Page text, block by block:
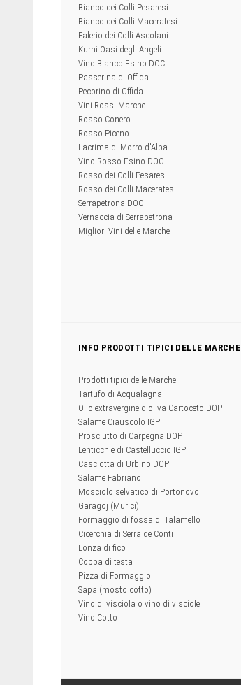
Bianco dei Colli Pesaresi
Bianco dei Colli Maceratesi
Falerio dei Colli Ascolani
Kurni Oasi degli Angeli
Vino Bianco Esino DOC
Passerina di Offida
Pecorino di Offida
Vini Rossi Marche
Rosso Conero
Rosso Piceno
Lacrima di Morro d'Alba
Vino Rosso Esino DOC
Rosso dei Colli Pesaresi
Rosso dei Colli Maceratesi
Serrapetrona DOC
Vernaccia di Serrapetrona
Migliori Vini delle Marche
INFO PRODOTTI TIPICI DELLE MARCHE
Prodotti tipici delle Marche
Tartufo di Acqualagna
Olio extravergine d'oliva Cartoceto DOP
Salame Ciauscolo IGP
Prosciutto di Carpegna DOP
Lenticchie di Castelluccio IGP
Casciotta di Urbino DOP
Salame Fabriano
Mosciolo selvatico di Portonovo
Garagoj (Murici)
Formaggio di fossa di Talamello
Cicerchia di Serra de Conti
Lonza di fico
Coppa di testa
Pizza di Formaggio
Sapa (mosto cotto)
Vino di visciola o vino di visciole
Vino Cotto